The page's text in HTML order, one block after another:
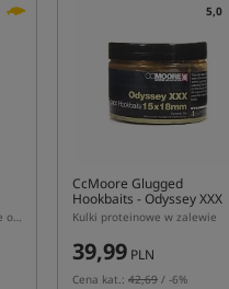
Utwardzane kulki proteinowe o zapachu GLM, truskawki i kałamarnicy
5,0
CcMoore Glugged
Hookbaits - Odyssey XXX
Kulki proteinowe w zalewie
39,99 PLN
Cena kat.: 42,69 / -6%